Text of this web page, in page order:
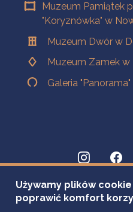
Muzeum Pamiątek
"Koryznówka" w
Muzeum Dwór w
Muzeum Zamek w
Galeria "Panorama"
Używamy plików
poprawić komfort